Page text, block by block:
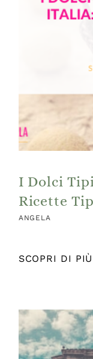
I Dolci
Ricette
ANGELA
SCOPRI DI PIÙ